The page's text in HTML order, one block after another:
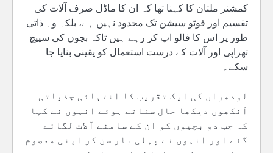
کمشنر ملتان کا کہنا تھا کہ ان کا ماڈل صرف آلات کی
تقسیم اور فوٹو سیشن تک محدود نہیں ہے، بلکہ وہ ذاتی
طور پر اس کا فالو اپ کر رہے ہیں تاکہ بچوں کی سپیچ
تھراپی اور آلات کے درست استعمال کو یقینی بنایا جا
سکے۔
لودھراں کی ایک تقریب کا انتہائی جذباتی
آنکھوں دیکھا حال سناتے ہوئے انہوں نے کہا
کہ جب دو بچیوں کو ان کے سامنے آلات لگائے
گئے اور انہوں نے پہلی بار سن کر اپنی معصوم